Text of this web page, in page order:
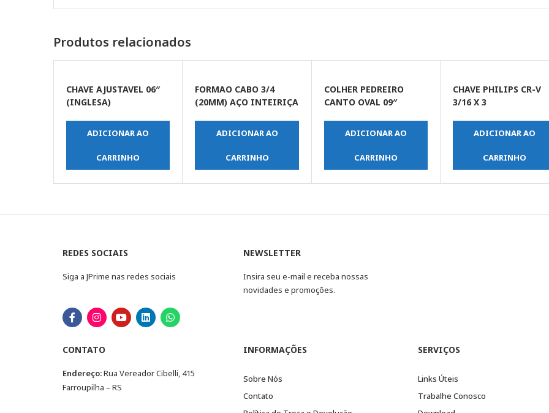
Produtos relacionados
CHAVE AJUSTAVEL 06″
(INGLESA)
ADICIONAR AO
CARRINHO
FORMAO CABO 3/4
(20MM) AÇO INTEIRIÇA
ADICIONAR AO
CARRINHO
COLHER PEDREIRO
CANTO OVAL 09″
ADICIONAR AO
CARRINHO
CHAVE PHILIPS CR-V
3/16 X 3
ADICIONAR AO
CARRINHO
REDES SOCIAIS
Siga a JPrime nas redes sociais
NEWSLETTER
Insira seu e-mail e receba nossas
novidades e promoções.
CONTATO
Endereço:Rua Vereador Cibelli, 415
Farroupilha – RS
INFORMAÇÕES
Sobre Nós
Contato
SERVIÇOS
Links Úteis
Trabalhe Conosco